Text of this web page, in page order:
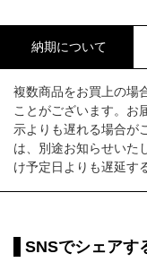
納期について
複数商品をお買上の場
ことがございます。お
示よりも遅れる場合が
は、別途お知らせいた
け予定日よりも遅延す
SNSでシェアす